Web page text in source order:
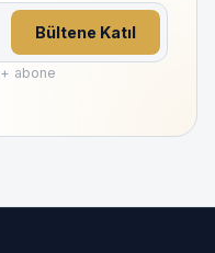
Bültene Katıl
+ abone